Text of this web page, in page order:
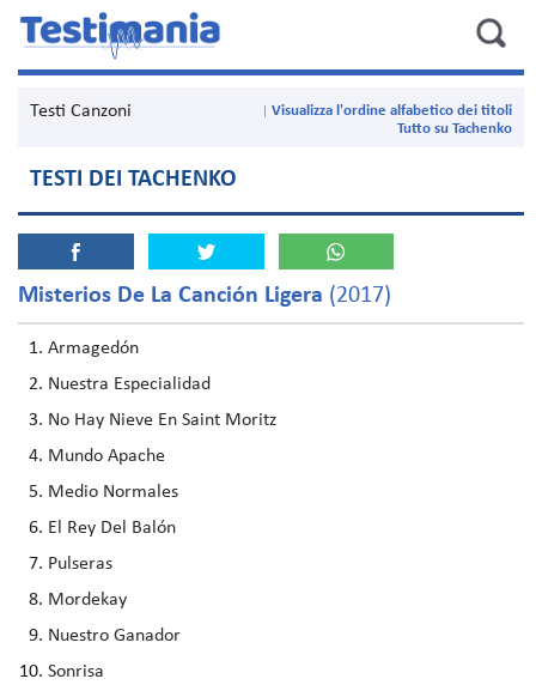
Testi Canzoni
Visualizza l'ordine alfabetico dei titoli
Tutto su Tachenko
TESTI DEI TACHENKO
Misterios De La Canción Ligera (2017)
Armagedón
Nuestra Especialidad
No Hay Nieve En Saint Moritz
Mundo Apache
Medio Normales
El Rey Del Balón
Pulseras
Mordekay
Nuestro Ganador
Sonrisa